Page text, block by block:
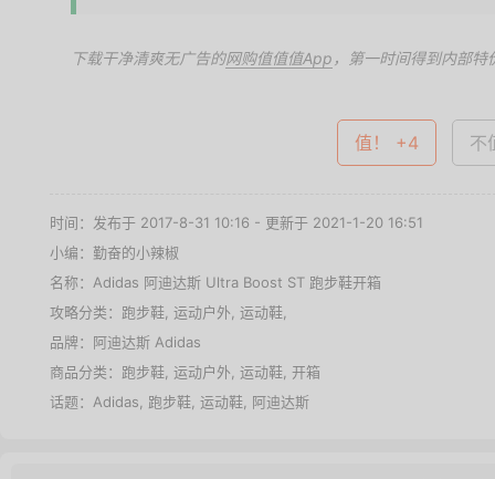
下载干净清爽无广告的网购值值值App ，第一时间得到内部特
值！ +4 不
时间：发布于 2017-8-31 10:16 - 更新于 2021-1-20 16:51
小编：勤奋的小辣椒
名称： Adidas 阿迪达斯 Ultra Boost ST 跑步鞋开箱
攻略分类： 跑步鞋 运动户外 运动鞋
品牌： 阿迪达斯 Adidas
商品分类： 跑步鞋 运动户外 运动鞋 开箱
话题： Adidas 跑步鞋 运动鞋 阿迪达斯